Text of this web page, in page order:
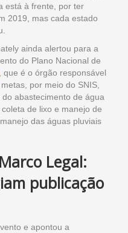
está à frente, por ter
2019, mas cada estado
ainda alertou para a
do Plano Nacional de
, que é o órgão responsável
por meio do SNIS,
abastecimento de água
de lixo e manejo de
das águas pluviais
Legal:
publicação
e apontou a